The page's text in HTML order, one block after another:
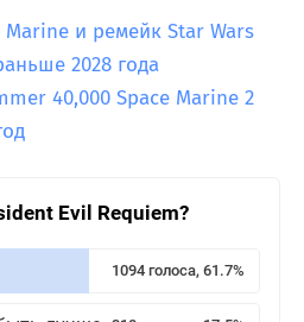
Marine и ремейк Star Wars
2028 года
40,000 Space Marine 2
Evil Requiem?
1094 голоса, 61.7%